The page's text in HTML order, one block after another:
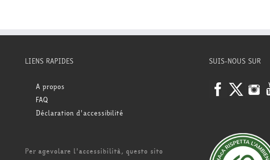
LIENS RAPIDES
A propos
FAQ
Déclaration d'accessibilité
Per agevolare l'accessibilità, questo sito
SUIS-NOUS SUR